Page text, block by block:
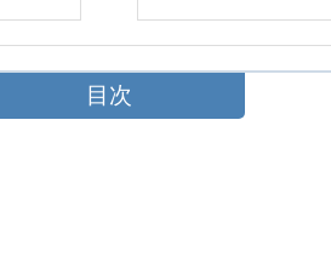
目次